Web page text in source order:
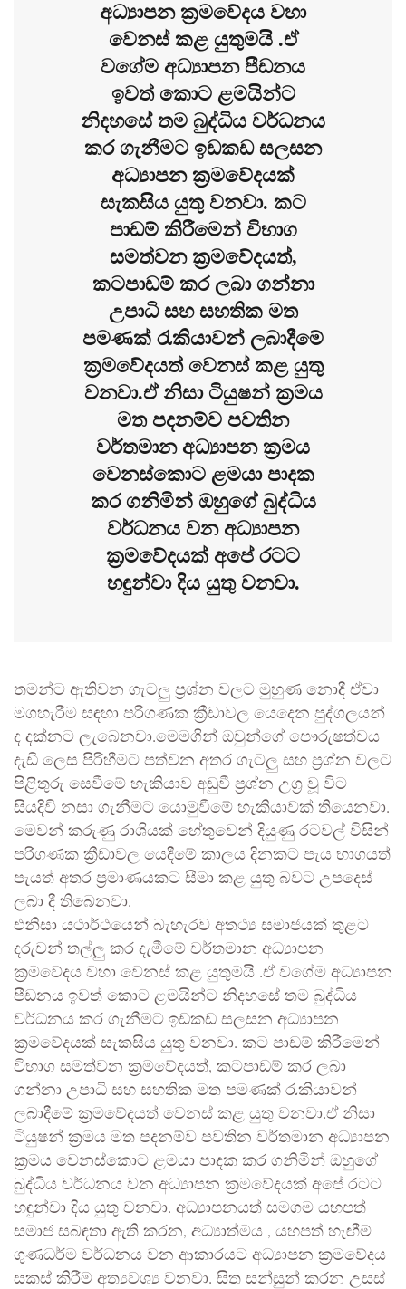
අධ්‍යාපන ක්‍රමවේදය වහා
වෙනස් කළ යුතුමයි .ඒ
වගේම අධ්‍යාපන පීඩනය
ඉවත් කොට ළමයින්ට
නිදහසේ තම බුද්ධිය වර්ධනය
කර ගැනීමට ඉඩකඩ සලසන
අධ්‍යාපන ක්‍රමවේදයක්
සැකසිය යුතු වනවා. කට
පාඩම් කිරීමෙන් විභාග
සමත්වන ක්‍රමවේදයත්,
කටපාඩම් කර ලබා ගන්නා
උපාධි සහ සහතික මත
පමණක් රැකියාවන් ලබාදීමේ
ක්‍රමවේදයත් වෙනස් කළ යුතු
වනවා.ඒ නිසා ටියුෂන් ක්‍රමය
මත පදනම්ව පවතින
වර්තමාන අධ්‍යාපන ක්‍රමය
වෙනස්කොට ළමයා පාදක
කර ගනිමින් ඔහුගේ බුද්ධිය
වර්ධනය වන අධ්‍යාපන
ක්‍රමවේදයක් අපේ රටට
හඳුන්වා දිය යුතු වනවා.
තමන්ට ඇතිවන ගැටලු ප්‍රශ්න වලට මුහුණ නොදී ඒවා
මගහැරීම සඳහා පරිගණක ක්‍රීඩාවල යෙදෙන පුද්ගලයන්
ද දක්නට ලැබෙනවා.මෙමගින් ඔවුන්ගේ පෞරුෂත්වය
දැඩි ලෙස පිරිහීමට පත්වන අතර ගැටලු සහ ප්‍රශ්න වලට
පිළිතුරු සෙවීමේ හැකියාව අඩුවී ප්‍රශ්න උග්‍ර වූ විට
සියදිවි නසා ගැනීමට යොමුවීමේ හැකියාවක් තියෙනවා.
මෙවන් කරුණු රාශියක් හේතුවෙන් දියුණු රටවල් විසින්
පරිගණක ක්‍රීඩාවල යෙදීමේ කාලය දිනකට පැය භාගයත්
පැයත් අතර ප්‍රමාණයකට සීමා කළ යුතු බවට උපදෙස්
ලබා දී තිබෙනවා.
එනිසා යථාර්ථයෙන් බැහැරව අතථ්‍ය සමාජයක් තුළට
දරුවන් තල්ලු කර දැමීමේ වර්තමාන අධ්‍යාපන
ක්‍රමවේදය වහා වෙනස් කළ යුතුමයි .ඒ වගේම අධ්‍යාපන
පීඩනය ඉවත් කොට ළමයින්ට නිදහසේ තම බුද්ධිය
වර්ධනය කර ගැනීමට ඉඩකඩ සලසන අධ්‍යාපන
ක්‍රමවේදයක් සැකසිය යුතු වනවා. කට පාඩම් කිරීමෙන්
විභාග සමත්වන ක්‍රමවේදයත්, කටපාඩම් කර ලබා
ගන්නා උපාධි සහ සහතික මත පමණක් රැකියාවන්
ලබාදීමේ ක්‍රමවේදයත් වෙනස් කළ යුතු වනවා.ඒ නිසා
ටියුෂන් ක්‍රමය මත පදනම්ව පවතින වර්තමාන අධ්‍යාපන
ක්‍රමය වෙනස්කොට ළමයා පාදක කර ගනිමින් ඔහුගේ
බුද්ධිය වර්ධනය වන අධ්‍යාපන ක්‍රමවේදයක් අපේ රටට
හඳුන්වා දිය යුතු වනවා. අධ්‍යාපනයත් සමගම යහපත්
සමාජ සබඳතා ඇති කරන, අධ්‍යාත්මය , යහපත් හැඟීම්
ගුණධර්ම වර්ධනය වන ආකාරයට අධ්‍යාපන ක්‍රමවේදය
සකස් කිරීම අත්‍යවශ්‍ය වනවා. සිත සන්සුන් කරන උසස්